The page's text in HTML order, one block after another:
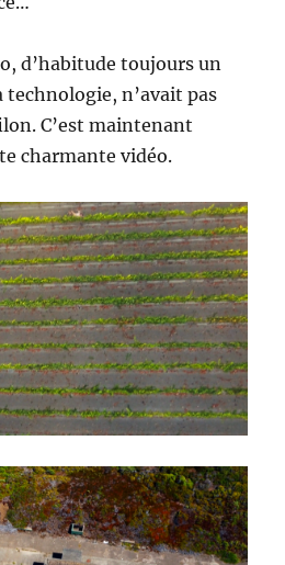
d’habitude toujours un
technologie, n’avait pas
C’est maintenant
charmante vidéo.